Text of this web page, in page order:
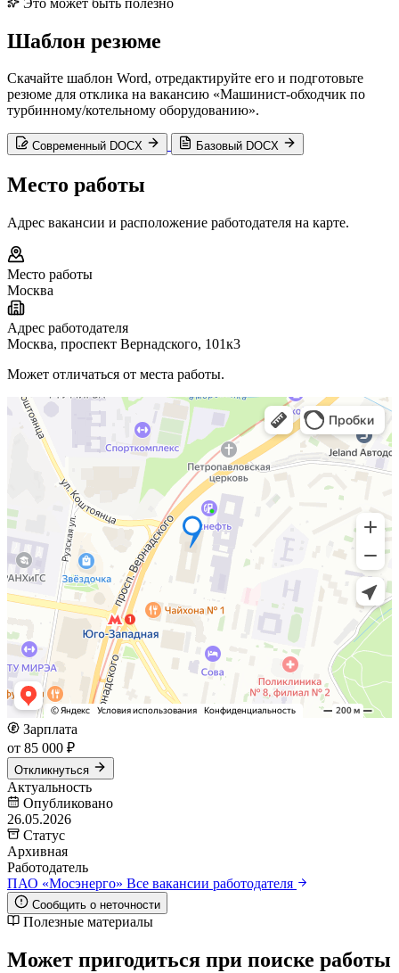
Шаблон резюме
Скачайте шаблон Word, отредактируйте его и подготовьте
резюме для отклика на вакансию «Машинист-обходчик по
турбинному/котельному оборудованию».
Современный DOCX Базовый DOCX
Место работы
Адрес вакансии и расположение работодателя на карте.
Место работы
Москва
Адрес работодателя
Москва, проспект Вернадского, 101к3
Может отличаться от места работы.
Зарплата
от 85 000 ₽
Откликнуться
Актуальность
Опубликовано
26.05.2026
Статус
Архивная
Работодатель
ПАО «Мосэнерго» Все вакансии работодателя
Сообщить о неточности
Полезные материалы
Может пригодиться при поиске работы